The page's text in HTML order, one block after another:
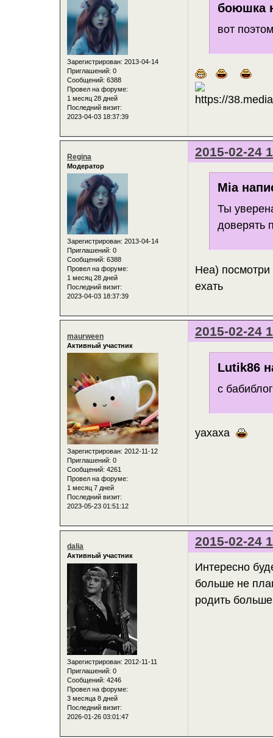
Зарегистрирован: 2013-04-14
Приглашений: 0
Сообщений: 6388
Провел на форуме:
1 месяц 28 дней
Последний визит:
2023-04-03 18:37:39
боюшка
вот
2015-02-24
Regina
Модератор
Зарегистрирован: 2013-04-14
Приглашений: 0
Сообщений: 6388
Провел на форуме:
1 месяц 28 дней
Последний визит:
2023-04-03 18:37:39
Mia
Ты
доверять
Неа)
ехать
2015-02-24
maurween
Активный участник
Зарегистрирован: 2012-11-12
Приглашений: 0
Сообщений: 4261
Провел на форуме:
1 месяц 7 дней
Последний визит:
2023-05-23 01:51:12
Lutik86
с
уахаха
2015-02-24
dalia
Активный участник
Зарегистрирован: 2012-11-11
Приглашений: 0
Сообщений: 4246
Провел на форуме:
3 месяца 8 дней
Последний визит:
2026-01-26 03:01:47
Интересно
больше не
родить